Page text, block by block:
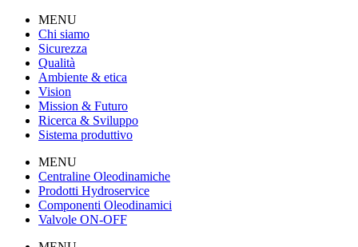
MENU
Chi siamo
Sicurezza
Qualità
Ambiente & etica
Vision
Mission & Futuro
Ricerca & Sviluppo
Sistema produttivo
MENU
Centraline Oleodinamiche
Prodotti Hydroservice
Componenti Oleodinamici
Valvole ON-OFF